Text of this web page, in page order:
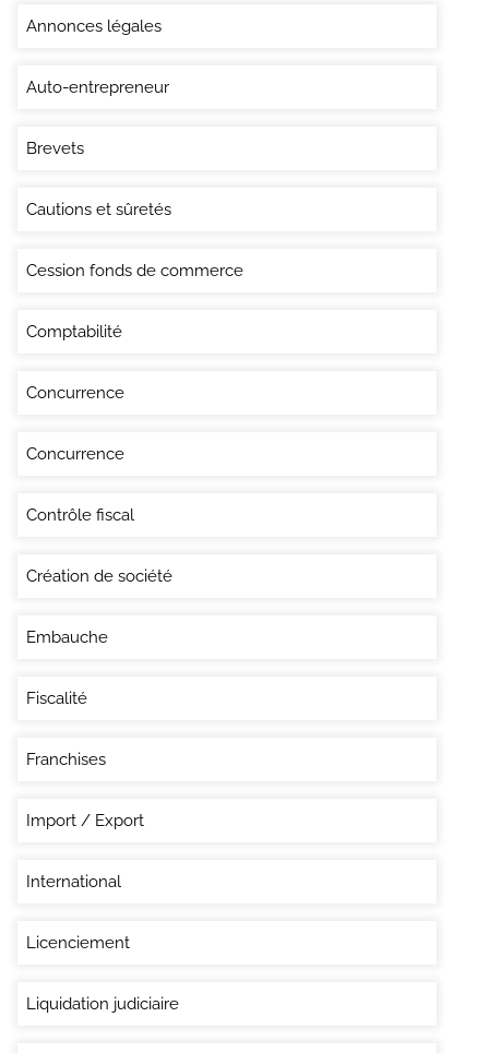
Annonces légales
Auto-entrepreneur
Brevets
Cautions et sûretés
Cession fonds de commerce
Comptabilité
Concurrence
Concurrence
Contrôle fiscal
Création de société
Embauche
Fiscalité
Franchises
Import / Export
International
Licenciement
Liquidation judiciaire